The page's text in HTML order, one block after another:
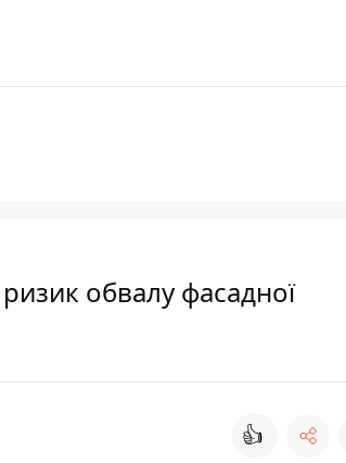
обвалу фасадної
👍